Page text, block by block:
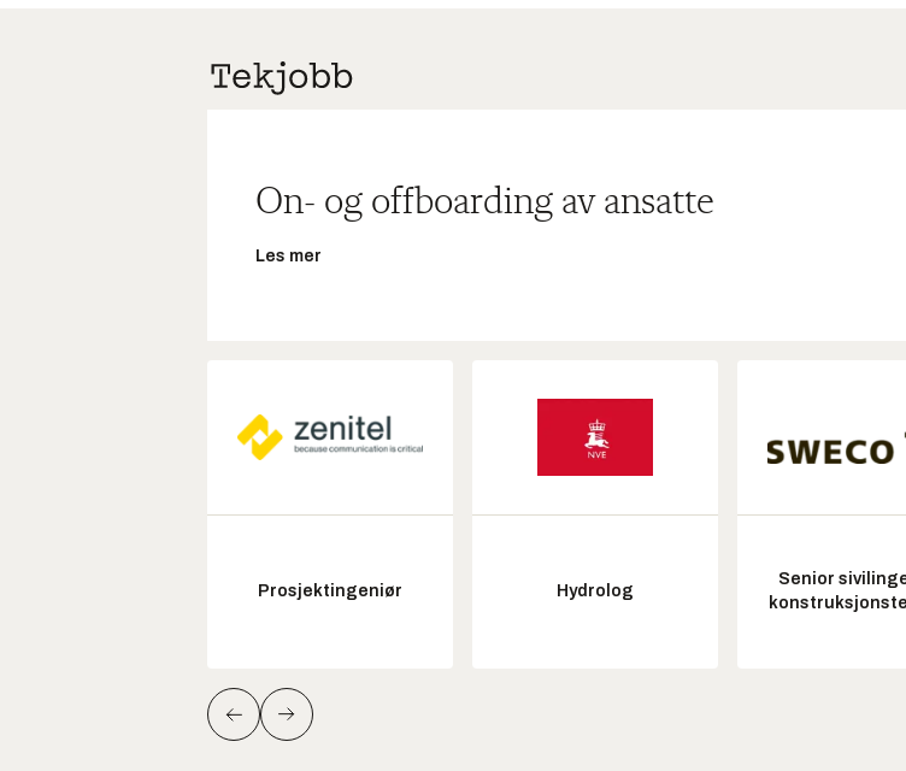
On- og offboarding av ansatte
Les mer
Prosjektingeniør Hydrolog
Senior